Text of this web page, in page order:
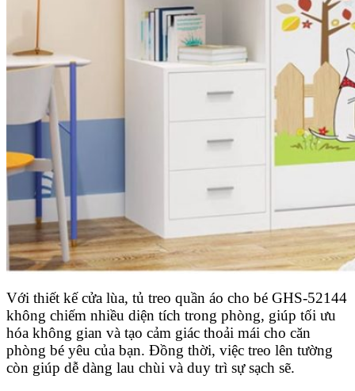
Với thiết kế cửa lùa, tủ treo quần áo cho bé GHS-52144
không chiếm nhiều diện tích trong phòng, giúp tối ưu
hóa không gian và tạo cảm giác thoải mái cho căn
phòng bé yêu của bạn. Đồng thời, việc treo lên tường
còn giúp dễ dàng lau chùi và duy trì sự sạch sẽ.